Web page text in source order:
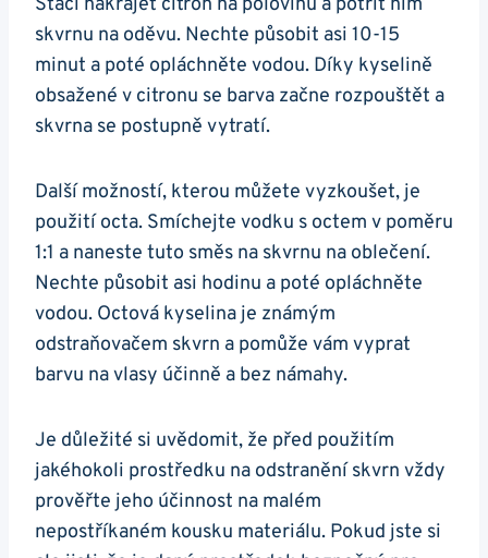
skvrnu na oděvu. Nechte působit asi 10-15
minut a poté opláchněte vodou. Díky kyselině
obsažené v citronu se barva začne rozpouštět a
skvrna se postupně vytratí.
Další možností, kterou můžete vyzkoušet, je
použití octa. Smíchejte vodku s octem v poměru
1:1 a naneste tuto směs na skvrnu na oblečení.
Nechte působit asi hodinu a poté opláchněte
vodou. Octová kyselina je známým
odstraňovačem skvrn a pomůže vám vyprat
barvu na vlasy účinně a bez námahy.
Je důležité si uvědomit, že před použitím
jakéhokoli prostředku na odstranění skvrn vždy
prověřte jeho účinnost na malém
nepostříkaném kousku materiálu. Pokud jste si